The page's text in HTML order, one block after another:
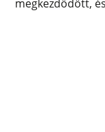
megkezdődött,